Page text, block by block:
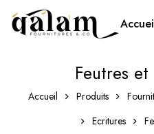
Feutres
Accueil Produits
Ecritures